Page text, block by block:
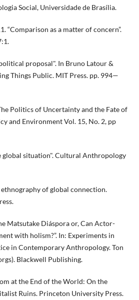
Social, Universidade de Brasília.
“Comparison as a matter of concern”.
proposal". In Bruno Latour &
Things Public. MIT Press. pp. 994—
Politics of Uncertainty and the Fate of
and Environment Vol. 15, No. 2, pp
global situation". Cultural Anthropology
ethnography of global connection.
Matsutake Diáspora or, Can Actor-
with holism?”. In: Experiments in
in Contemporary Anthropology. Ton
Blackwell Publishing.
at the End of the World: On the
Ruins. Princeton University Press.